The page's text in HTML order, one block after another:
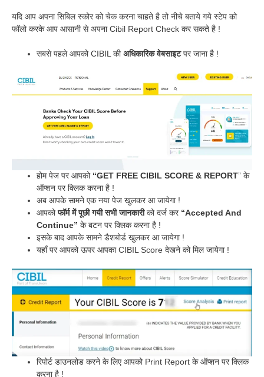
यदि आप अपना सिबिल स्कोर को चेक करना चाहते है तो नीचे बताये गये स्टेप को
फॉलो करके आप आसानी से अपना Cibil Report Check कर सकते है !
सबसे पहले आपको CIBIL कीअधिकारिक वेबसाइटपर जाना है !
होम पेज पर आपको “GET FREE CIBIL SCORE & REPORT” के
ऑप्शन पर क्लिक करना है !
अब आपके सामने एक नया पेज खुलकर आ जायेगा !
आपकोफॉर्म में पूछी गयी सभी जानकारीको दर्ज कर “Accepted And
Continue” के बटन पर क्लिक करना है !
इसके बाद आपके सामने डैशबोर्ड खुलकर आ जायेगा !
यहाँ पर आपको ऊपर आपका CIBIL Score देखने को मिल जायेगा !
रिपोर्ट डाउनलोड करने के लिए आपको Print Report के ऑप्शन पर क्लिक
करना है !